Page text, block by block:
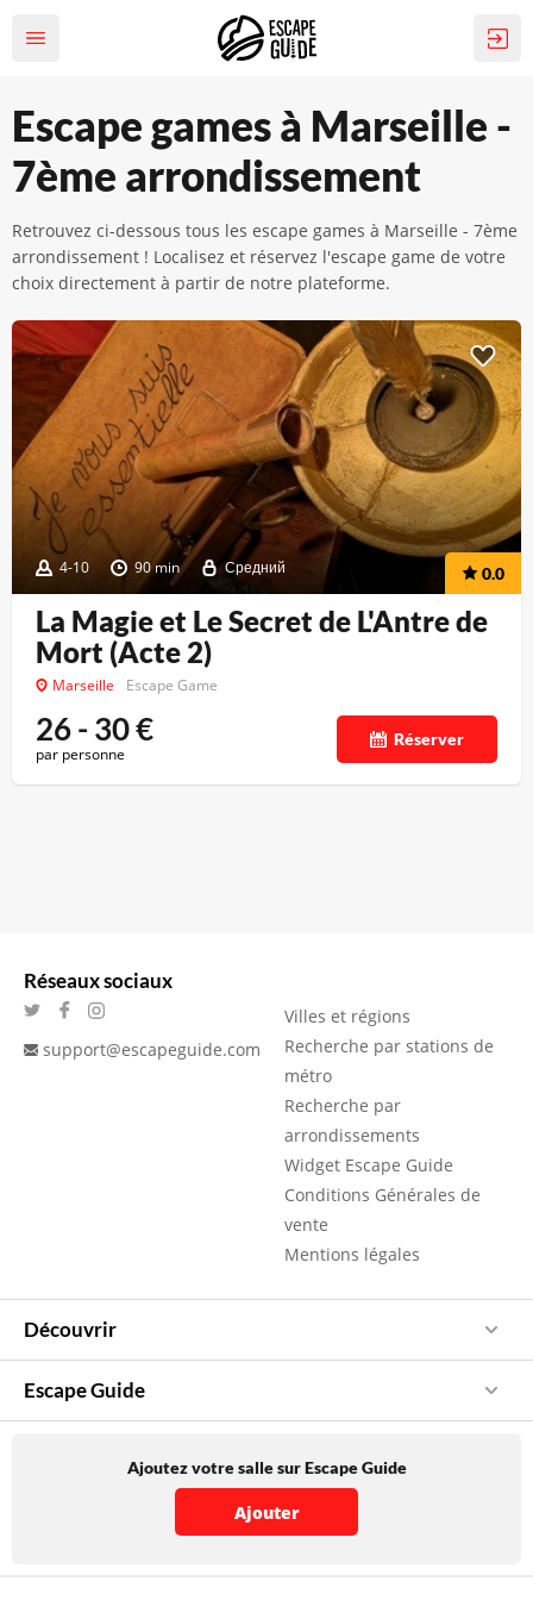
Escape games à Marseille -
7ème arrondissement
Retrouvez ci-dessous tous les escape games à Marseille - 7ème
arrondissement ! Localisez et réservez l'escape game de votre
choix directement à partir de notre plateforme.
4-10 90 min Средний 0.0
La Magie et Le Secret de L'Antre de
Mort (Acte 2)
Marseille Escape Game
26 - 30€
par personne
Réserver
Réseaux sociaux
support@escapeguide.com
Villes et régions
Recherche par stations de
métro
Recherche par
arrondissements
Widget Escape Guide
Conditions Générales de
vente
Mentions légales
Découvrir
Escape Guide
Ajoutez votre salle sur Escape Guide
Ajouter